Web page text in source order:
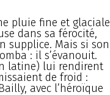
pluie fine et glaciale
dans sa férocité,
supplice. Mais si son
: il s’évanouit.
latine) lui rendirent
de froid :
avec l’héroïque